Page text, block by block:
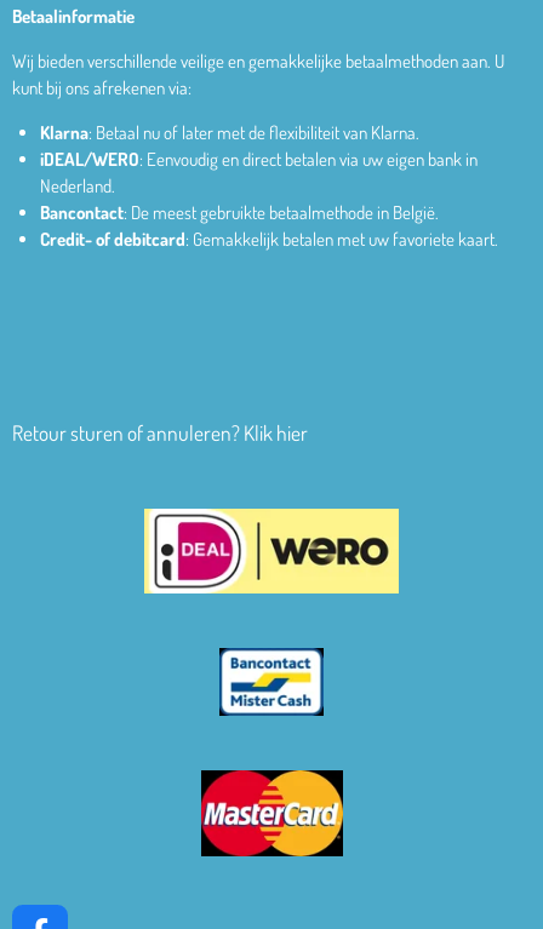
Betaalinformatie
Wij bieden verschillende veilige en gemakkelijke betaalmethoden aan. U
kunt bij ons afrekenen via:
Klarna: Betaal nu of later met de flexibiliteit van Klarna.
iDEAL/WERO: Eenvoudig en direct betalen via uw eigen bank in
Nederland.
Bancontact: De meest gebruikte betaalmethode in België.
Credit- of debitcard: Gemakkelijk betalen met uw favoriete kaart.
Retour sturen of annuleren? Klik hier